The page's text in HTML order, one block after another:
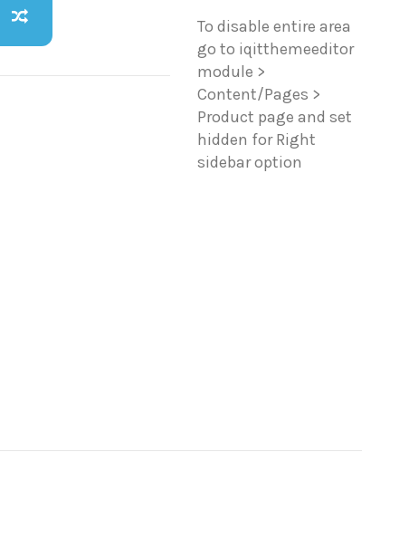
To disable entire area
go to iqitthemeeditor
module >
Content/Pages >
Product page and set
hidden for Right
sidebar option